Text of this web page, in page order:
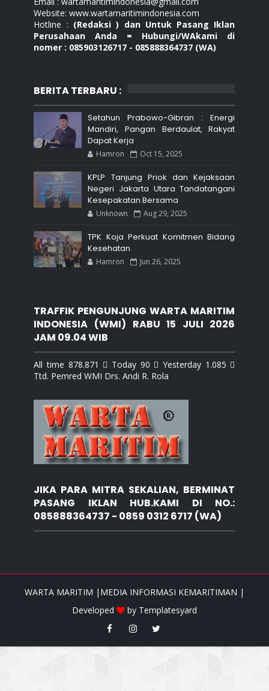
Website: www.wartamaritimindonesia.com
Hotline : (Redaksi ) dan Untuk Pasang Iklan
Perusahaan Anda = Hubungi/WAkami di
nomer : 085903126717 - 085888364737 (WA)
BERITA TERBARU :
Setahun Prabowo-Gibran : Energi
Mandiri, Pangan Berdaulat, Rakyat
Dapat Kerja
Hamron Oct 15, 2025
KPLP Tanjung Priok dan Kejaksaan
Negeri Jakarta Utara Tandatangani
Kesepakatan Bersama
Unknown Aug 29, 2025
TPK Koja Perkuat Komitmen Bidang
Kesehatan
Hamron Jun 26, 2025
TRAFFIK PENGUNJUNG WARTA MARITIM
INDONESIA (WMI) RABU 15 JULI 2026
JAM 09.04 WIB
All time 878.871  Today 90  Yesterday 1.085 
Ttd. Pemred WMI Drs. Andi R. Rola
JIKA PARA MITRA SEKALIAN, BERMINAT
PASANG IKLAN HUB.KAMI DI NO.:
085888364737 - 0859 0312 6717 (WA)
WARTA MARITIM |MEDIA INFORMASI KEMARITIMAN |
Developed
by Templatesyard